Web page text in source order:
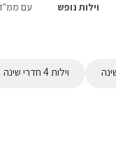
וילות נופש עם
וילות 4 חדרי שינה